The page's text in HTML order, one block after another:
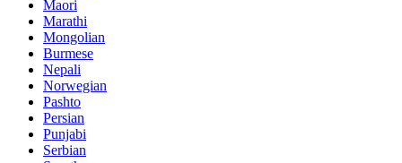
Maori
Marathi
Mongolian
Burmese
Nepali
Norwegian
Pashto
Persian
Punjabi
Serbian